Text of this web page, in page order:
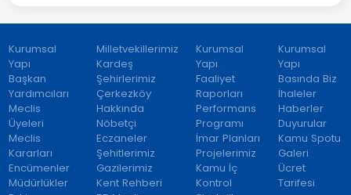
Kurumsal
Yapı
Başkan
Yardımcıları
Meclis
Üyeleri
Meclis
Kararları
Encümenler
Müdürlükler
Milletvekillerimiz
Kardeş
Şehirlerimiz
Çerkezköy
Hakkında
Nöbetçi
Eczaneler
Şehitlerimiz
Gazilerimiz
Kent Rehberi
Kurumsal
Yapı
Faaliyet
Raporları
Performans
Programı
İmar Planları
Projelerimiz
Kamu İç
Kontrol
Kurumsal
Yapı
Basında Biz
İhaleler
Haberler
Duyurular
Kamu Spotu
Galeri
Ücret
Tarifesi